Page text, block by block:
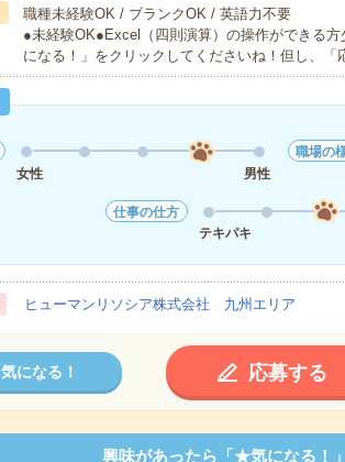
職種未経験OK / ブランクOK / 英語力不要
●未経験OK●Excel（四則演算）の操作ができる
になる！」をクリックしてくださいね！但し、
女性
男性
職場の
仕事の仕方
テキパキ
ヒューマンリソシア株式会社 九州エリア
気になる！ 応募する
興味があったら「★気になる！